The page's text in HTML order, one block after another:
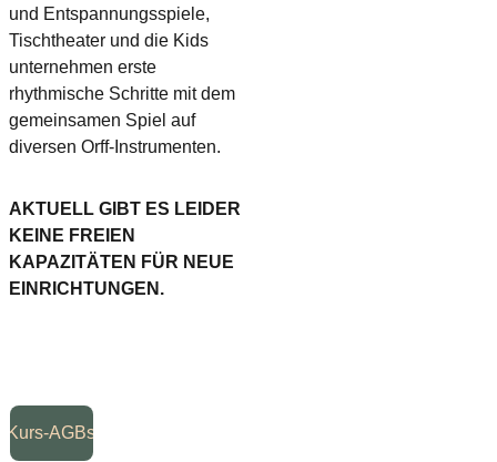
und Entspannungsspiele,
Tischtheater und die Kids
unternehmen erste
rhythmische Schritte mit dem
gemeinsamen Spiel auf
diversen Orff-Instrumenten.
AKTUELL GIBT ES LEIDER
KEINE FREIEN
KAPAZITÄTEN FÜR NEUE
EINRICHTUNGEN.
Kurs-AGBs